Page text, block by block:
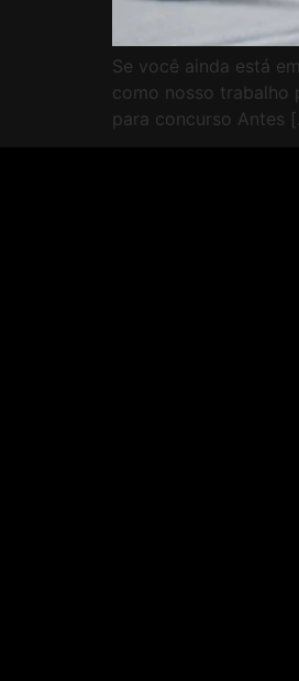
Se você ainda está
como nosso trabalho
para concurso Antes